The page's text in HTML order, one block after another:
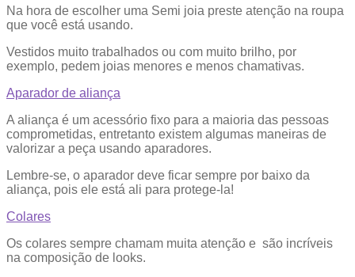
Na hora de escolher uma Semi joia preste atenção na roupa
que você está usando.
Vestidos muito trabalhados ou com muito brilho, por
exemplo, pedem joias menores e menos chamativas.
Aparador de aliança
A aliança é um acessório fixo para a maioria das pessoas
comprometidas, entretanto existem algumas maneiras de
valorizar a peça usando aparadores.
Lembre-se, o aparador deve ficar sempre por baixo da
aliança, pois ele está ali para protege-la!
Colares
Os colares sempre chamam muita atenção e são incríveis
na composição de looks.